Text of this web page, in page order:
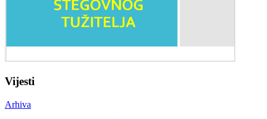
Vijesti
Arhiva